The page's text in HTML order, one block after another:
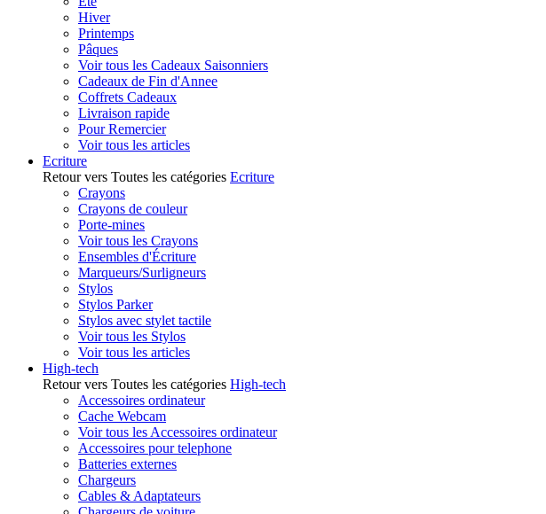
Hiver
Printemps
Pâques
Voir tous les Cadeaux Saisonniers
Cadeaux de Fin d'Annee
Coffrets Cadeaux
Livraison rapide
Pour Remercier
Voir tous les articles
Ecriture
Retour vers Toutes les catégories Ecriture
Crayons
Crayons de couleur
Porte-mines
Voir tous les Crayons
Ensembles d'Écriture
Marqueurs/Surligneurs
Stylos
Stylos Parker
Stylos avec stylet tactile
Voir tous les Stylos
Voir tous les articles
High-tech
Retour vers Toutes les catégories High-tech
Accessoires ordinateur
Cache Webcam
Voir tous les Accessoires ordinateur
Accessoires pour telephone
Batteries externes
Chargeurs
Cables & Adaptateurs